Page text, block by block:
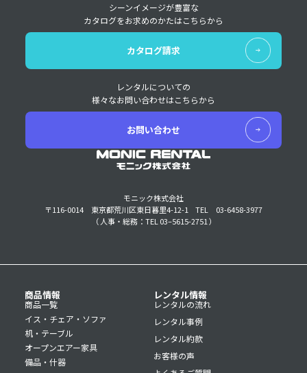
モニック株式会社
〒116-0014 東京都荒川区東日暮里4-12-1
TEL 03-6458-3977
（ 人事・総務：TEL 03–5615-2751 ）
シーンイメージが豊富な
カタログをお求めのかたはこちらから
カタログ請求
レンタルについての
様々なお問い合わせはこちらから
お問い合わせ
商品情報
商品一覧
イス・チェア・ソファ
机・テーブル
オープンエアー家具
備品・什器
レンタル情報
レンタルの流れ
レンタル事例
レンタル約款
お客様の声